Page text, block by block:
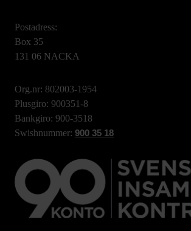
Postadress:
Box 35
131 06 NACKA
Org.nr: 802003-1954
Plusgiro: 900351-8
Bankgiro: 900-3518
Swishnummer: 900 35 18